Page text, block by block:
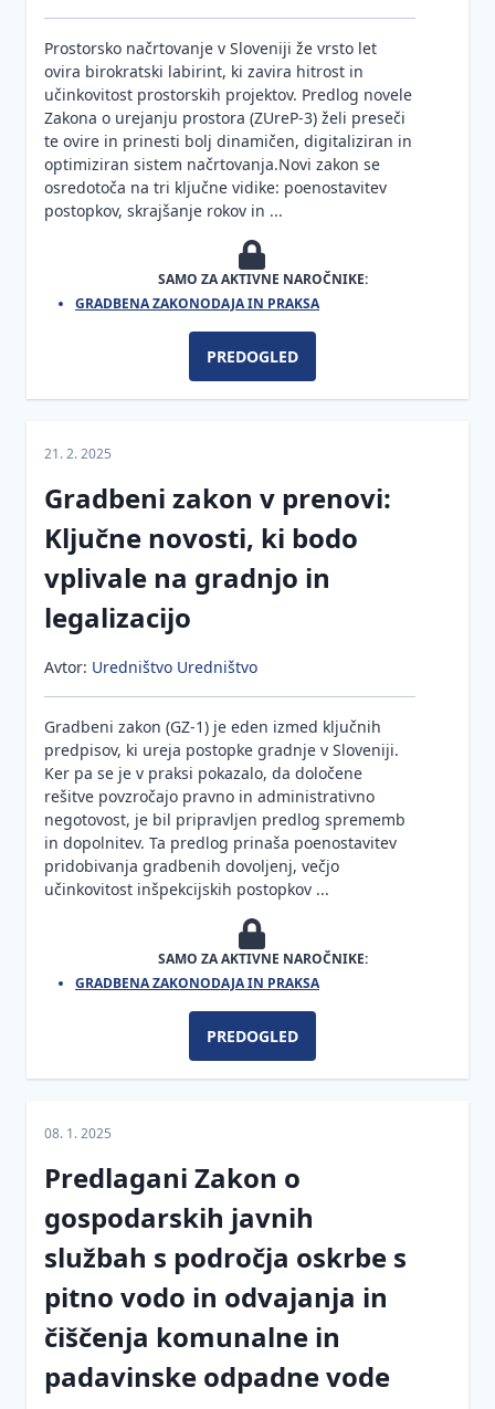
pomena
Inšpekcijski
nadzor po
ZUreP-3
stavbnega
pohištva s
tesnjenjem
v treh
ravneh
Lastnosti
fasad
krožno
stroški za
stavb
Imenovanje
koordinatorjev,
prijava
gradbišča
Izjava o
lastnostih
Obveznosti
investitorja
Obveznosti
izvajalca
Oznaka
zakonodaje
zdravje
delu
Obveznosti
projektanta
Obveznosti
nadzornika
Ravnanje
odpadki
Vprašanja
odgovori
Prostorsko načrtovanje v Sloveniji že vrsto let
ovira birokratski labirint, ki zavira hitrost in
učinkovitost prostorskih projektov. Predlog novele
Zakona o urejanju prostora (ZUreP-3) želi preseči
te ovire in prinesti bolj dinamičen, digitaliziran in
optimiziran sistem načrtovanja.Novi zakon se
osredotoča na tri ključne vidike: poenostavitev
postopkov, skrajšanje rokov in ...
SAMO ZA AKTIVNE NAROČNIKE:
GRADBENA ZAKONODAJA IN PRAKSA
PREDOGLED
21. 2. 2025
Gradbeni zakon v prenovi:
Ključne novosti, ki bodo
vplivale na gradnjo in
legalizacijo
Avtor: Uredništvo Uredništvo
Gradbeni zakon (GZ-1) je eden izmed ključnih
predpisov, ki ureja postopke gradnje v Sloveniji.
Ker pa se je v praksi pokazalo, da določene
rešitve povzročajo pravno in administrativno
negotovost, je bil pripravljen predlog sprememb
in dopolnitev. Ta predlog prinaša poenostavitev
pridobivanja gradbenih dovoljenj, večjo
učinkovitost inšpekcijskih postopkov ...
SAMO ZA AKTIVNE NAROČNIKE:
GRADBENA ZAKONODAJA IN PRAKSA
PREDOGLED
08. 1. 2025
Predlagani Zakon o
gospodarskih javnih
službah s področja oskrbe s
pitno vodo in odvajanja in
čiščenja komunalne in
padavinske odpadne vode